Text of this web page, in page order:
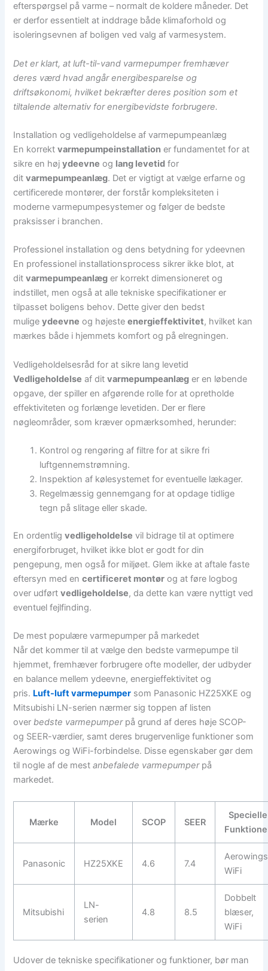
efterspørgsel på varme – normalt de koldere måneder. Det
er derfor essentielt at inddrage både klimaforhold og
isoleringsevnen af boligen ved valg af varmesystem.
Det er klart, at luft-til-vand varmepumper fremhæver
deres værd hvad angår energibesparelse og
driftsøkonomi, hvilket bekræfter deres position som et
tiltalende alternativ for energibevidste forbrugere.
Installation og vedligeholdelse af varmepumpeanlæg
En korrektvarmepumpeinstallation er fundamentet for at
sikre en højydeevne og lang levetid for
ditvarmepumpeanlæg. Det er vigtigt at vælge erfarne og
certificerede montører, der forstår kompleksiteten i
moderne varmepumpesystemer og følger de bedste
praksisser i branchen.
Professionel installation og dens betydning for ydeevnen
En professionel installationsprocess sikrer ikke blot, at
ditvarmepumpeanlæg er korrekt dimensioneret og
indstillet, men også at alle tekniske specifikationer er
tilpasset boligens behov. Dette giver den bedst
muligeydeevne og højesteenergieffektivitet, hvilket kan
mærkes både i hjemmets komfort og på elregningen.
Vedligeholdelsesråd for at sikre lang levetid
Vedligeholdelse af ditvarmepumpeanlæg er en løbende
opgave, der spiller en afgørende rolle for at opretholde
effektiviteten og forlænge levetiden. Der er flere
nøgleområder, som kræver opmærksomhed, herunder:
Kontrol og rengøring af filtre for at sikre fri
luftgennemstrømning.
Inspektion af kølesystemet for eventuelle lækager.
Regelmæssig gennemgang for at opdage tidlige
tegn på slitage eller skade.
En ordentligvedligeholdelse vil bidrage til at optimere
energiforbruget, hvilket ikke blot er godt for din
pengepung, men også for miljøet. Glem ikke at aftale faste
eftersyn med encertificeret montør og at føre logbog
over udførtvedligeholdelse, da dette kan være nyttigt ved
eventuel fejlfinding.
De mest populære varmepumper på markedet
Når det kommer til at vælge den bedste varmepumpe til
hjemmet, fremhæver forbrugere ofte modeller, der udbyder
en balance mellem ydeevne, energieffektivitet og
pris. Luft-luft varmepumper som Panasonic HZ25XKE og
Mitsubishi LN-serien nærmer sig toppen af listen
overbedste varmepumperpå grund af deres høje SCOP-
og SEER-værdier, samt deres brugervenlige funktioner som
Aerowings og WiFi-forbindelse. Disse egenskaber gør dem
til nogle af de mestanbefalede varmepumperpå
markedet.
Mærke Model SCOP SEER
Specielle
Panasonic HZ25XKE 4.6 7.4
WiFi
Mitsubishi
LN-
serien
4.8 8.5
Dobbelt
blæser,
WiFi
Udover de tekniske specifikationer og funktioner, bør man